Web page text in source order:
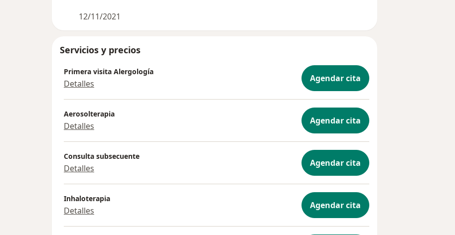
12/11/2021
Servicios y precios
Primera visita Alergología
Detalles Agendar cita
Aerosolterapia
Detalles Agendar cita
Consulta subsecuente
Detalles Agendar cita
Inhaloterapia
Detalles Agendar cita